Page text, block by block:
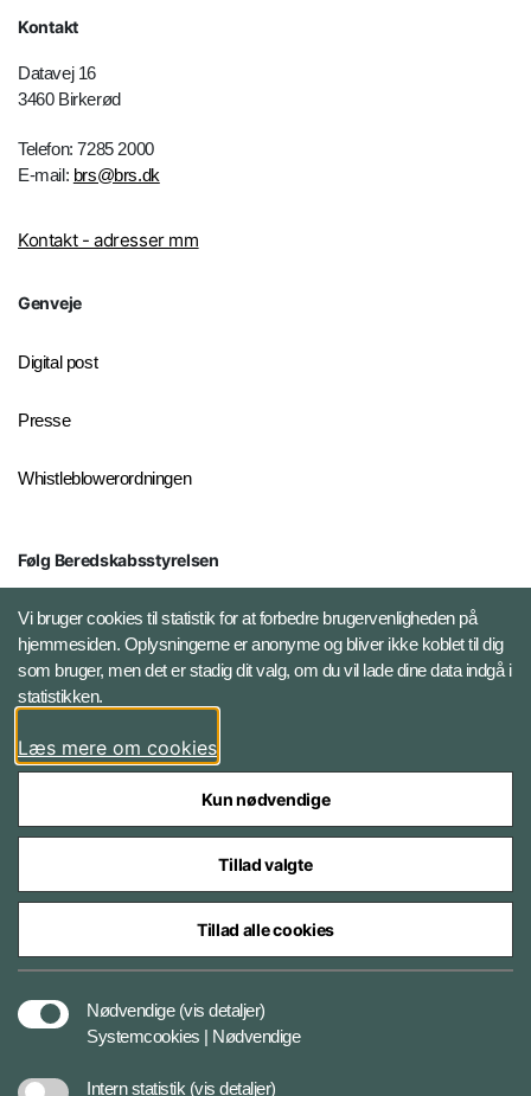
Kontakt
Datavej 16
3460 Birkerød
Telefon: 7285 2000
E-mail: brs@brs.dk
Kontakt - adresser mm
Genveje
Digital post
Presse
Whistleblowerordningen
Følg Beredskabsstyrelsen
X BRSdk
LinkedIn BRS-profil
Vi bruger cookies til statistik for at forbedre brugervenligheden på
hjemmesiden. Oplysningerne er anonyme og bliver ikke koblet til dig
som bruger, men det er stadig dit valg, om du vil lade dine data indgå i
statistikken.
Læs mere om cookies
Kun nødvendige
Tillad valgte
Tillad alle cookies
Nødvendige (vis detaljer)
Systemcookies | Nødvendige
Intern statistik (vis detaljer)